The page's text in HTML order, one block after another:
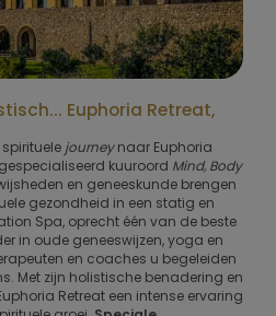
Euphoria Retreat,
journeynaar Euphoria
kuuroord Mind, Body
en geneeskunde brengen
gezondheid in een statig en
Spa, oprecht één van de beste
in oude geneeswijzen, yoga en
en coaches u begeleiden
Met zijn holistische benadering en
Retreat een intense ervaring